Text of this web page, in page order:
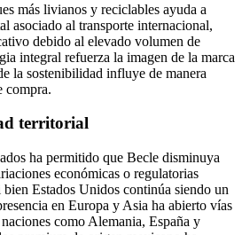
más livianos y reciclables ayuda a
asociado al transporte internacional,
debido al elevado volumen de
integral refuerza la imagen de la marca
la sostenibilidad influye de manera
compra.
territorial
ha permitido que Becle disminuya
económicas o regulatorias
Estados Unidos continúa siendo un
en Europa y Asia ha abierto vías
como Alemania, España y